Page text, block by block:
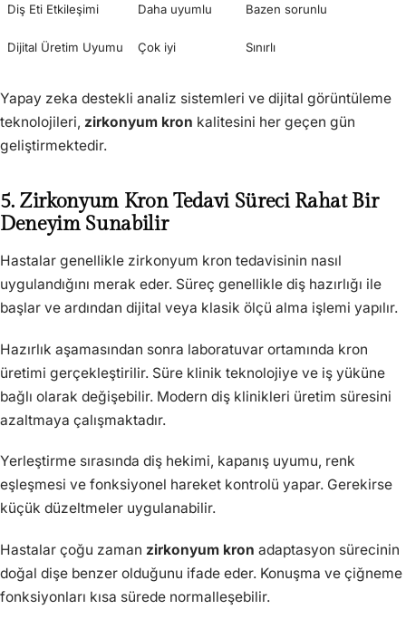
Diş Eti Etkileşimi Daha uyumlu Bazen sorunlu
Dijital Üretim Uyumu Çok iyi Sınırlı
Yapay zeka destekli analiz sistemleri ve dijital görüntüleme
teknolojileri, zirkonyum kron kalitesini her geçen gün
geliştirmektedir.
5. Zirkonyum Kron Tedavi Süreci Rahat Bir
Deneyim Sunabilir
Hastalar genellikle zirkonyum kron tedavisinin nasıl
uygulandığını merak eder. Süreç genellikle diş hazırlığı ile
başlar ve ardından dijital veya klasik ölçü alma işlemi yapılır.
Hazırlık aşamasından sonra laboratuvar ortamında kron
üretimi gerçekleştirilir. Süre klinik teknolojiye ve iş yüküne
bağlı olarak değişebilir. Modern diş klinikleri üretim süresini
azaltmaya çalışmaktadır.
Yerleştirme sırasında diş hekimi, kapanış uyumu, renk
eşleşmesi ve fonksiyonel hareket kontrolü yapar. Gerekirse
küçük düzeltmeler uygulanabilir.
Hastalar çoğu zaman zirkonyum kron adaptasyon sürecinin
doğal dişe benzer olduğunu ifade eder. Konuşma ve çiğneme
fonksiyonları kısa sürede normalleşebilir.